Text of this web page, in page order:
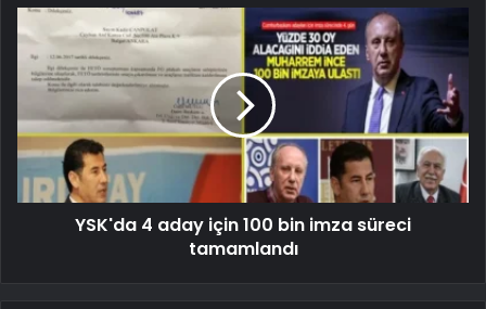
YSK'da 4 aday için 100 bin imza süreci
tamamlandı